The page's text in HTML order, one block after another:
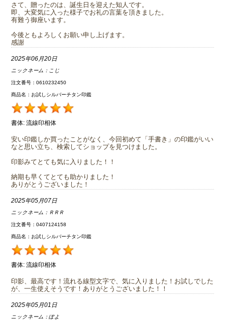
さて、贈ったのは、誕生日を迎えた知人です。
即、大変気に入った様子でお礼の言葉を頂きました。
有難う御座います。
今後ともよろしくお願い申し上げます。
感謝
2025年06月20日
ニックネーム： こじ
注文番号：0610232450
商品名：お試しシルバーチタン印鑑
書体: 流線印相体
安い印鑑しか買ったことがなく、今回初めて「手書き」の印鑑がいい
なと思い立ち、検索してショップを見つけました。
印影みてとても気に入りました！！
納期も早くてとても助かりました！
ありがとうございました！
2025年05月07日
ニックネーム： ＲＲＲ
注文番号：0407124158
商品名：お試しシルバーチタン印鑑
書体: 流線印相体
印影、最高です！流れる線型文字で、気に入りました！お試しでした
が、一生使えそうです！ありがとうございました！！
2025年05月01日
ニックネーム：ぽよ